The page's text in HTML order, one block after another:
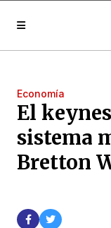
Economía
El
sistema
Bretton